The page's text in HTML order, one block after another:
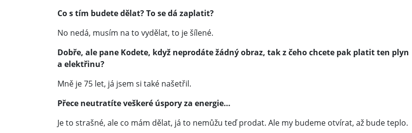
Co s tím budete dělat? To se dá zaplatit?
No nedá, musím na to vydělat, to je šílené.
Dobře, ale pane Kodete, když neprodáte žádný obraz, tak z čeho chcete pak platit ten plyn
a elektřinu?
Mně je 75 let, já jsem si také našetřil.
Přece neutratíte veškeré úspory za energie…
Je to strašné, ale co mám dělat, já to nemůžu teď prodat. Ale my budeme otvírat, až bude teplo.